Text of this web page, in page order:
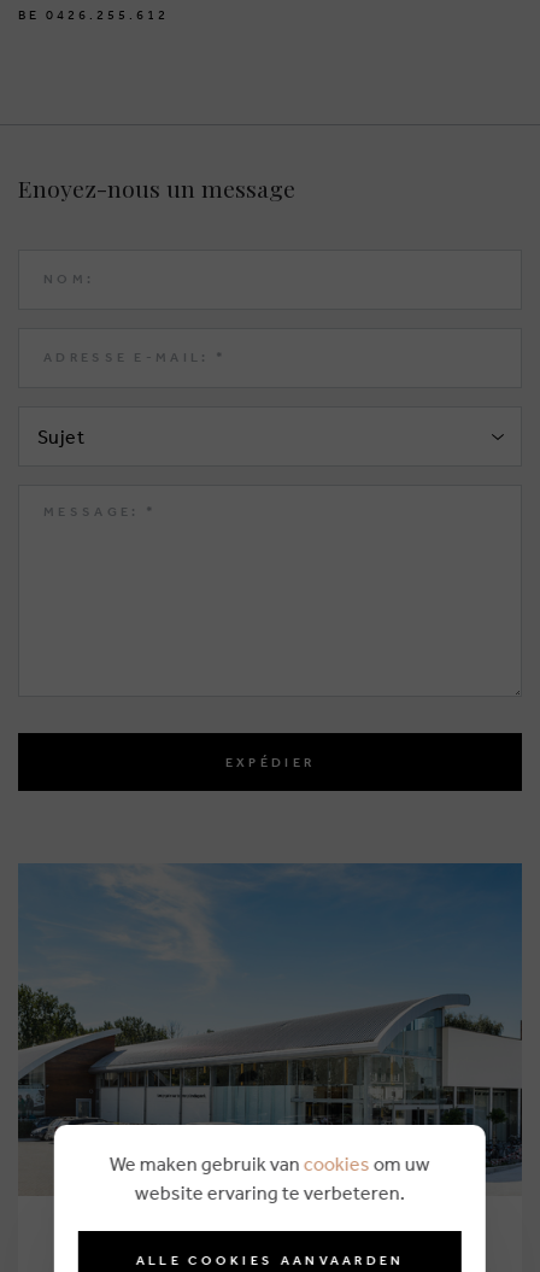
BE 0426.255.612
Enoyez-nous un message
EXPÉDIER
Zemst
We maken gebruik van cookies om uw
website ervaring te verbeteren.
ALLE COOKIES AANVAARDEN